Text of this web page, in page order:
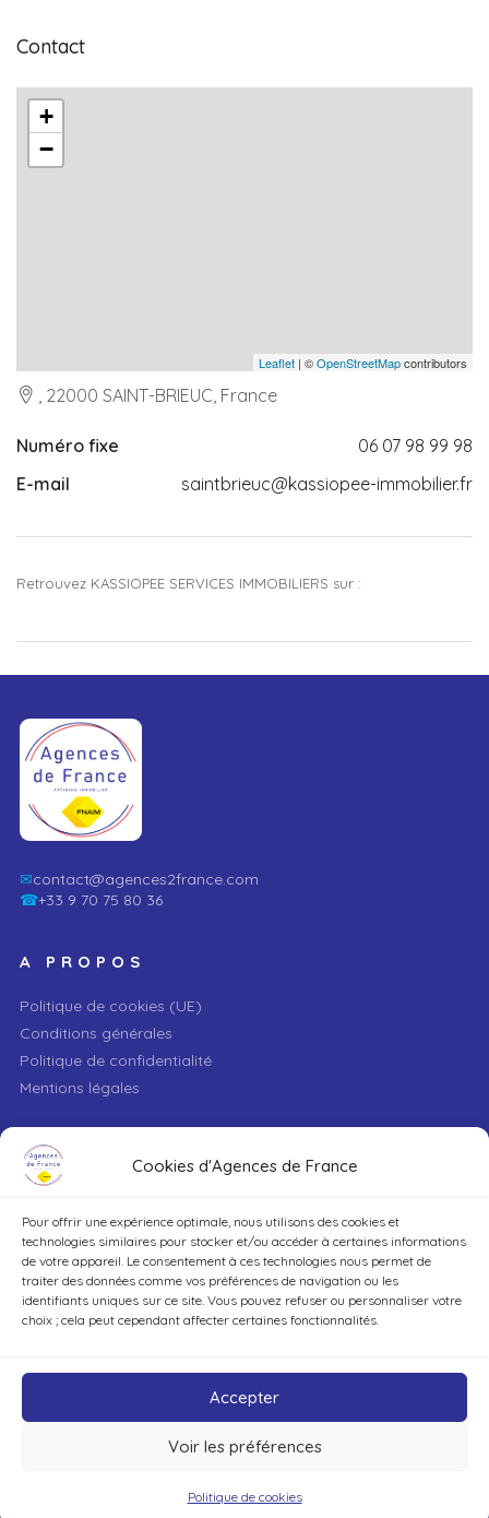
Cookies d'Agences de France
Pour offrir une expérience optimale, nous utilisons des cookies et
technologies similaires pour stocker et/ou accéder à certaines informations
de votre appareil. Le consentement à ces technologies nous permet de
traiter des données comme vos préférences de navigation ou les
identifiants uniques sur ce site. Vous pouvez refuser ou personnaliser votre
choix ; cela peut cependant affecter certaines fonctionnalités.
Accepter
Voir les préférences
Politique de cookies
Contact
+
−
Leaflet | ©OpenStreetMapcontributors
, 22000 SAINT-BRIEUC, France
Numéro fixe
06 07 98 99 98
E-mail
saintbrieuc@kassiopee-immobilier.fr
Retrouvez KASSIOPEE SERVICES IMMOBILIERS sur :
✉contact@agences2france.com
☎+33 9 70 75 80 36
A PROPOS
Politique de cookies (UE)
Conditions générales
Politique de confidentialité
Mentions légales
VILLE
TYPE DE BIEN
DÉCOUVRIR